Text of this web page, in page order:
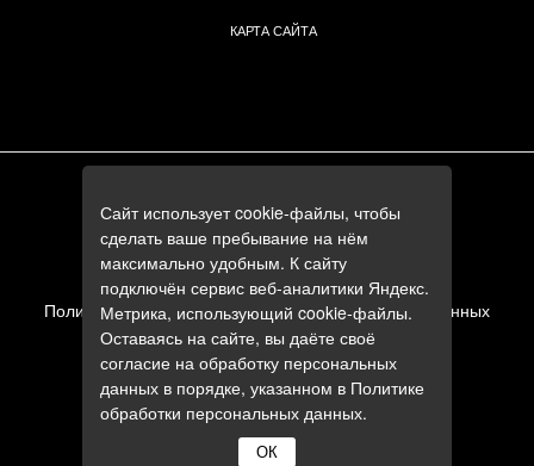
КАРТА САЙТА
+7 (495) 644-84-05
+7 (985) 644-84-05
e-mail:
zakaz@gigi.ru
Политика в отношении обработки персональных данных
Пользовательское соглашение
Сайт использует cookie-файлы, чтобы
сделать ваше пребывание на нём
максимально удобным. К сайту
подключён сервис веб-аналитики Яндекс.
Метрика, использующий cookie-файлы.
Оставаясь на сайте, вы даёте своё
согласие на обработку персональных
данных в порядке, указанном в Политике
обработки персональных данных.
ОК